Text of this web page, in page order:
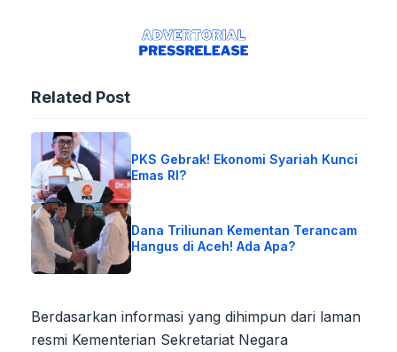
Related Post
PKS Gebrak! Ekonomi Syariah Kunci
Emas RI?
Dana Triliunan Kementan Terancam
Hangus di Aceh! Ada Apa?
Berdasarkan informasi yang dihimpun dari laman
resmi Kementerian Sekretariat Negara